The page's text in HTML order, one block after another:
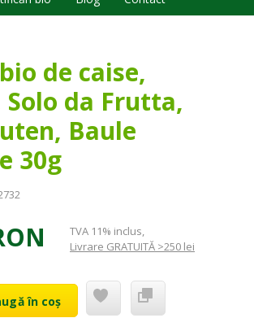
de caise,
Solo da Frutta,
Baule
30g
TVA 11% inclus,
Livrare GRATUITĂ >250 lei
în coș